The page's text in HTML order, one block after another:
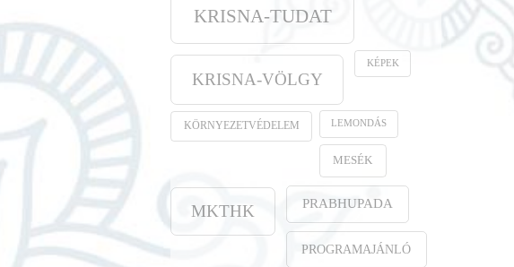
KRISNA-TUDAT
KRISNA-VÖLGY
KÉPEK
KÖRNYEZETVÉDELEM LEMONDÁS
MESÉK
MKTHK PRABHUPADA
PROGRAMAJÁNLÓ